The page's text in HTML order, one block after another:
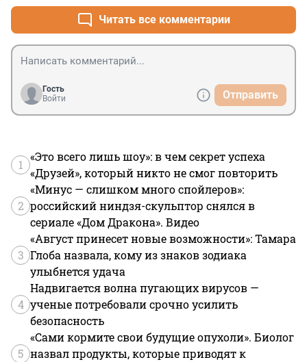
Читать все комментарии
Гость
Войти
Отправить
1
«Это всего лишь шоу»: в чем секрет успеха
«Друзей», который никто не смог повторить
2
«Минус — слишком много спойлеров»:
российский ниндзя-скульптор снялся в
сериале «Дом Дракона». Видео
3
«Август принесет новые возможности»: Тамара
Глоба назвала, кому из знаков зодиака
улыбнется удача
4
Надвигается волна пугающих вирусов —
ученые потребовали срочно усилить
безопасность
5
«Сами кормите свои будущие опухоли». Биолог
назвал продукты, которые приводят к